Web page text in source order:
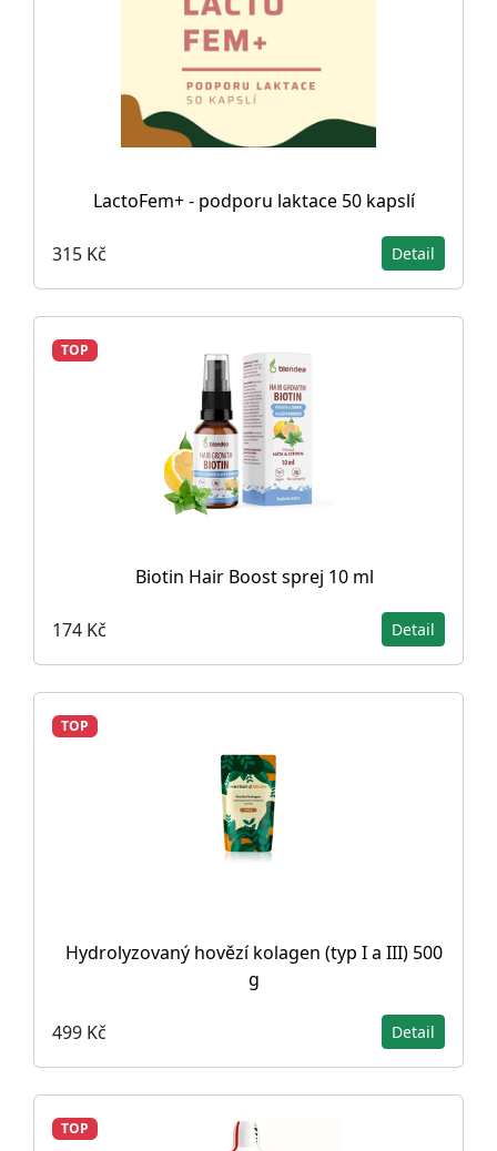
LactoFem+ - podporu laktace 50 kapslí
315 Kč Detail
TOP
Biotin Hair Boost sprej 10 ml
174 Kč Detail
TOP
Hydrolyzovaný hovězí kolagen (typ I a III) 500
g
499 Kč Detail
TOP